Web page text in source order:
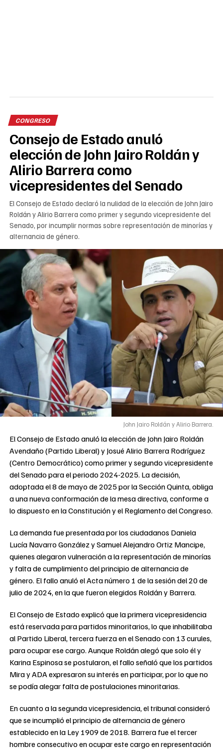
CONGRESO
Consejo de Estado anuló
elección de John Jairo Roldán y
Alirio Barrera como
vicepresidentes del Senado
El Consejo de Estado declaró la nulidad de la elección de John Jairo
Roldán y Alirio Barrera como primer y segundo vicepresidente del
Senado, por incumplir normas sobre representación de minorías y
alternancia de género.
John Jairo Roldán y Alirio Barrera.
El Consejo de Estado anuló la elección de John Jairo Roldán
Avendaño (Partido Liberal) y Josué Alirio Barrera Rodríguez
(Centro Democrático) como primer y segundo vicepresidente
del Senado para el periodo 2024-2025. La decisión,
adoptada el 8 de mayo de 2025 por la Sección Quinta, obliga
a una nueva conformación de la mesa directiva, conforme a
lo dispuesto en la Constitución y el Reglamento del Congreso.
La demanda fue presentada por los ciudadanos Daniela
Lucía Navarro González y Samuel Alejandro Ortiz Mancipe,
quienes alegaron vulneración a la representación de minorías
y falta de cumplimiento del principio de alternancia de
género. El fallo anuló el Acta número 1 de la sesión del 20 de
julio de 2024, en la que fueron elegidos Roldán y Barrera.
El Consejo de Estado explicó que la primera vicepresidencia
está reservada para partidos minoritarios, lo que inhabilitaba
al Partido Liberal, tercera fuerza en el Senado con 13 curules,
para ocupar ese cargo. Aunque Roldán alegó que solo él y
Karina Espinosa se postularon, el fallo señaló que los partidos
Mira y ADA expresaron su interés en participar, por lo que no
se podía alegar falta de postulaciones minoritarias.
En cuanto a la segunda vicepresidencia, el tribunal consideró
que se incumplió el principio de alternancia de género
establecido en la Ley 1909 de 2018. Barrera fue el tercer
hombre consecutivo en ocupar este cargo en representación